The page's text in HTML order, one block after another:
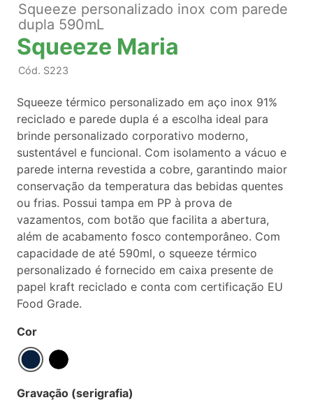
Squeeze personalizado inox com parede
dupla 590mL
Squeeze Maria
Cód. S223
Squeeze térmico personalizado em aço inox 91%
reciclado e parede dupla é a escolha ideal para
brinde personalizado corporativo moderno,
sustentável e funcional. Com isolamento a vácuo e
parede interna revestida a cobre, garantindo maior
conservação da temperatura das bebidas quentes
ou frias. Possui tampa em PP à prova de
vazamentos, com botão que facilita a abertura,
além de acabamento fosco contemporâneo. Com
capacidade de até 590ml, o squeeze térmico
personalizado é fornecido em caixa presente de
papel kraft reciclado e conta com certificação EU
Food Grade.
Cor
Gravação (serigrafia)